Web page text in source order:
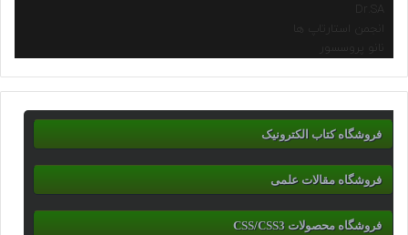
انجمن استارتاپ ها
نانو پروسسور
فروشگاه کتاب الکترونیک
فروشگاه مقالات علمی
فروشگاه محصولات CSS/CSS3